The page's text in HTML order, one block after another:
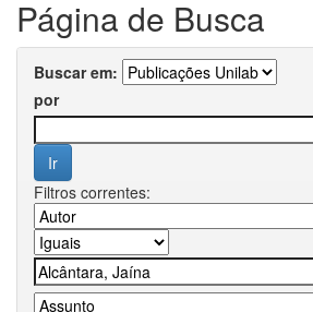
Página de Busca
Buscar em:
por
Filtros correntes: